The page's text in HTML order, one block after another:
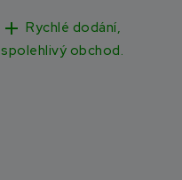
add Rychlé dodání,
spolehlivý obchod.